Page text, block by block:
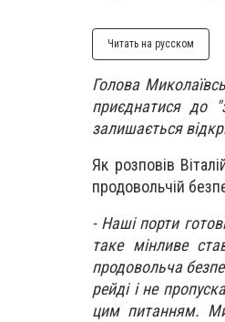
Читать на русском
Голова
приєднатися до
залишається
Як розповів
продовольчій
- Наші порти
таке мінливе
продовольча
рейді і не
цим питанням.